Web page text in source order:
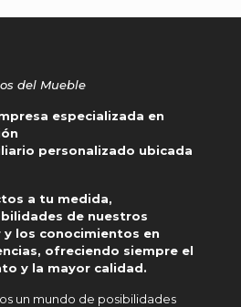
del Mueble
especializada en
personalizado ubicada
a tu medida,
de nuestros
los conocimientos en
ofreciendo siempre el
y la mayor calidad.
un mundo de posibilidades